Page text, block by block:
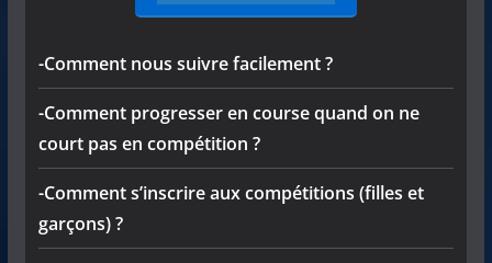
-Comment nous suivre facilement ?
-Comment progresser en course quand on ne
court pas en compétition ?
-Comment s’inscrire aux compétitions (filles et
garçons) ?